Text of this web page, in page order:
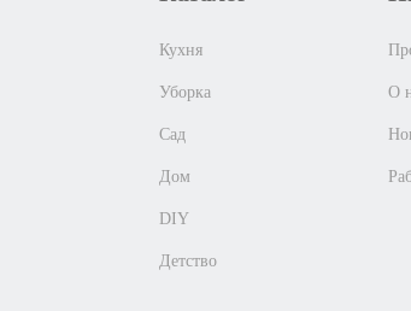
Кухня
Уборка
Сад
Дом
DIY
Детство
О